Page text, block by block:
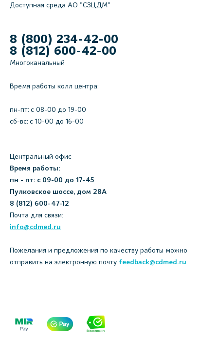
Доступная среда АО "СЗЦДМ"
8 (800) 234-42-00
8 (812) 600-42-00
Многоканальный
Время работы колл центра:
пн-пт: c 08-00 до 19-00
сб-вс: с 10-00 до 16-00
Центральный офис
Время работы:
пн - пт: с 09-00 до 17-45
Пулковское шоссе, дом 28А
8 (812) 600-47-12
Почта для связи:
info@cdmed.ru
Пожелания и предложения по качеству работы можно
отправить на электронную почту feedback@cdmed.ru